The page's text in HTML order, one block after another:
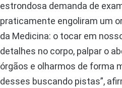
estrondosa demanda de
praticamente engoliram um
da Medicina: o tocar em
detalhes no corpo, palpar o
órgãos e olharmos de forma
desses buscando pistas”,